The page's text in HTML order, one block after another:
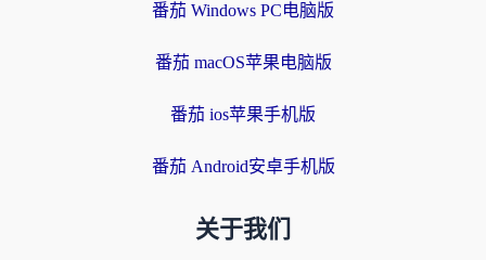
番茄 Windows PC电脑版
番茄 macOS苹果电脑版
番茄 ios苹果手机版
番茄 Android安卓手机版
关于我们